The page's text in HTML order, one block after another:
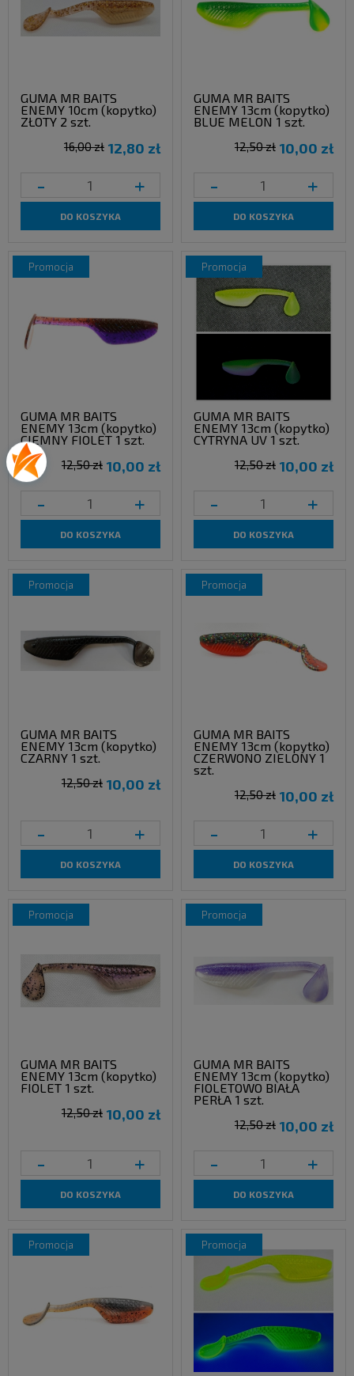
GUMA MR BAITS
ENEMY 10cm (kopytko)
ZŁOTY 2 szt.
12,80 zł
16,00 zł
- +
DO KOSZYKA
GUMA MR BAITS
ENEMY 13cm (kopytko)
BLUE MELON 1 szt.
10,00 zł
12,50 zł
- +
DO KOSZYKA
GUMA MR BAITS
ENEMY 13cm (kopytko)
CIEMNY FIOLET 1 szt.
10,00 zł
12,50 zł
- +
DO KOSZYKA
promocja
GUMA MR BAITS
ENEMY 13cm (kopytko)
CYTRYNA UV 1 szt.
10,00 zł
12,50 zł
- +
DO KOSZYKA
promocja
GUMA MR BAITS
ENEMY 13cm (kopytko)
CZARNY 1 szt.
10,00 zł
12,50 zł
- +
DO KOSZYKA
promocja
GUMA MR BAITS
ENEMY 13cm (kopytko)
CZERWONO ZIELONY 1
szt.
10,00 zł
12,50 zł
- +
DO KOSZYKA
promocja
GUMA MR BAITS
ENEMY 13cm (kopytko)
FIOLET 1 szt.
10,00 zł
12,50 zł
- +
DO KOSZYKA
promocja
GUMA MR BAITS
ENEMY 13cm (kopytko)
FIOLETOWO BIAŁA
PERŁA 1 szt.
10,00 zł
12,50 zł
- +
DO KOSZYKA
promocja
promocja promocja